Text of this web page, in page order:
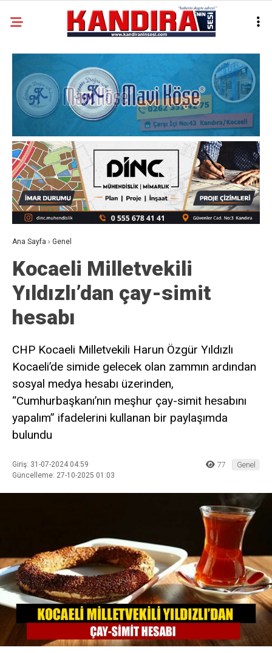
Ana Sayfa › Genel
Kocaeli Milletvekili
Yıldızlı’dan çay-simit
hesabı
CHP Kocaeli Milletvekili Harun Özgür Yıldızlı
Kocaeli’de simide gelecek olan zammın ardından
sosyal medya hesabı üzerinden,
“Cumhurbaşkanı’nın meşhur çay-simit hesabını
yapalım” ifadelerini kullanan bir paylaşımda
bulundu
Giriş: 31-07-2024 04:59
Güncelleme: 27-10-2025 01:03
77 Genel